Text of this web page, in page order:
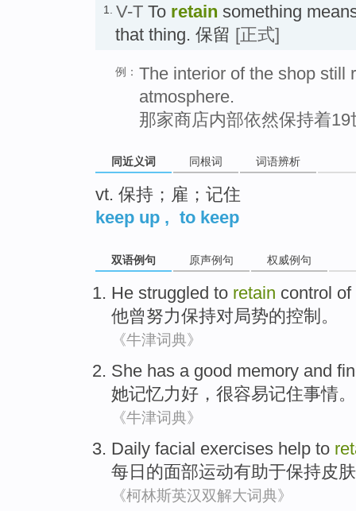
1. V-T To retain something
that thing. 保留 [正式]
例： The interior of the shop still
atmosphere.
那家商店内部依然保持着
同近义词 同根词 词语辨析
vt. 保持；雇；记住
keep up , to keep
双语例句 原声例句 权威例句
He struggled to retain control of
他曾努力保持对局势的控制 。
《牛津词典》
She has a good memory and
她记忆力好 ， 很容易记住事情。
《牛津词典》
Daily facial exercises help to
每日 的面部运动有助于保持皮肤
《柯林斯英汉双解大词典》